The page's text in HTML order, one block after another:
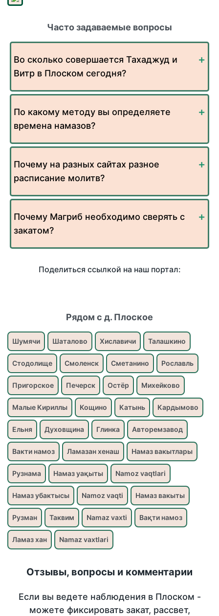
Часто задаваемые вопросы
Во сколько совершается Тахаджуд и
Витр в Плоском сегодня?
По какому методу вы определяете
времена намазов?
Почему на разных сайтах разное
расписание молитв?
Почему Магриб необходимо сверять с
закатом?
Поделиться ссылкой на наш портал:
Рядом с д. Плоское
Шумячи Шаталово Хиславичи Талашкино
Стодолище Смоленск Сметанино Рославль
Пригорское Печерск Остёр Михейково
Малые Кириллы Кощино Катынь Кардымово
Ельня Духовщина Глинка Авторемзавод
Вакти намоз Ламазан хенаш Намаз вакытлары
Рузнама Намаз уақыты Namoz vaqtlari
Намаз убактысы Namoz vaqti Намаз вакыты
Рузман Таквим Namaz vaxti Вақти намоз
Ламаз хан Namaz vaxtlari
Отзывы, вопросы и комментарии
Если вы ведете наблюдения в Плоском -
можете фиксировать закат, рассвет,